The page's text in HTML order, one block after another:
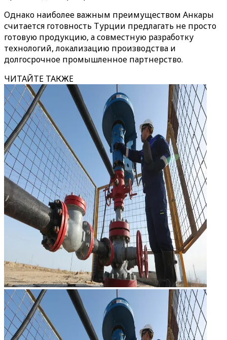
Однако наиболее важным преимуществом Анкары
считается готовность Турции предлагать не просто
готовую продукцию, а совместную разработку
технологий, локализацию производства и
долгосрочное промышленное партнерство.
ЧИТАЙТЕ ТАКЖЕ